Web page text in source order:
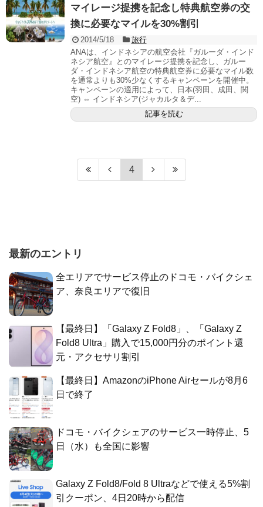
マイレージ提携を記念し特典航空券の交
換に必要なマイルを30%割引
2014/5/18
旅行
ANAは、インドネシアの航空会社『ガルーダ・インド
ネシア航空』とのマイレージ提携を記念し、ガルー
ダ・インドネシア航空の特典航空券に必要なマイル数
を通常よりも30%少なくするキャンペーンを開催中。
キャンペーンの適用によって、日本(羽田、成田、関
空) ⇔ インドネシア(ジャカルタ＆デ...
記事を読む
4
最新のエントリ
全エリアでサービス停止のドコモ・バイクシェ
ア、奈良エリアで復旧
【最終日】「Galaxy Z Fold8」、「Galaxy Z
Fold8 Ultra」購入で15,000円分のポイント還
元・アクセサリ割引
【最終日】AmazonのiPhone Airセールが8月6
日で終了
ドコモ・バイクシェアのサービス一時停止、5
日（水）も全国に影響
Galaxy Z Fold8/Fold 8 Ultraなどで使える5%割
引クーポン、4日20時から配信